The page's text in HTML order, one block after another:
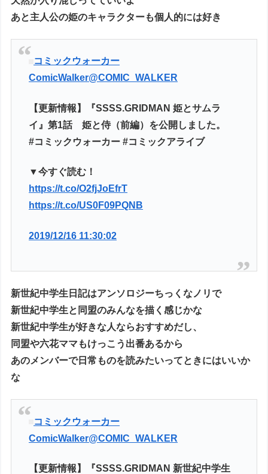
あと主人公の姫のキャラクターも個人的には好き
コミックウォーカー
ComicWalker@COMIC_WALKER
【更新情報】『SSSS.GRIDMAN 姫とサムラ
イ』第1話 姫と侍（前編）を公開しました。
#コミックウォーカー #コミックアライブ
▼今すぐ読む！
https://t.co/O2fjJoEfrT
https://t.co/US0F09PQNB
2019/12/16 11:30:02
新世紀中学生日記はアンソロジーちっくなノリで
新世紀中学生と同盟のみんなを描く感じかな
新世紀中学生が好きな人ならおすすめだし、
同盟や六花ママもけっこう出番あるから
あのメンバーで日常ものを読みたいってときにはいいか
な
コミックウォーカー
ComicWalker@COMIC_WALKER
【更新情報】『SSSS.GRIDMAN 新世紀中学生